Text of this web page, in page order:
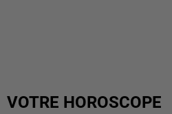
VOTRE HOROSCOPE